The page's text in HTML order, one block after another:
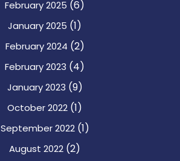
February 2025 (6)
January 2025 (1)
February 2024 (2)
February 2023 (4)
January 2023 (9)
October 2022 (1)
September 2022(1)
August 2022 (2)